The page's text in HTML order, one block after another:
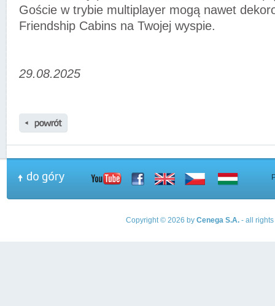
Goście w trybie multiplayer mogą nawet
Friendship Cabins na Twojej wyspie.
29.08.2025
Copyright © 2026 by Cenega S.A.- all rights